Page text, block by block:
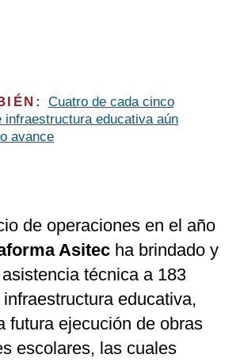
Cuatro de cada cinco
infraestructura educativa aún
avance
de operaciones en el año
Asitec ha brindado y
técnica a 183
educativa,
futura ejecución de obras
escolares, las cuales